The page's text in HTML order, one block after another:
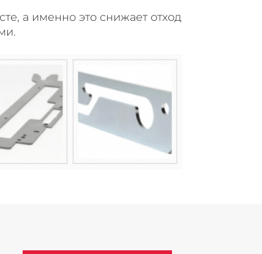
а именно это снижает отход